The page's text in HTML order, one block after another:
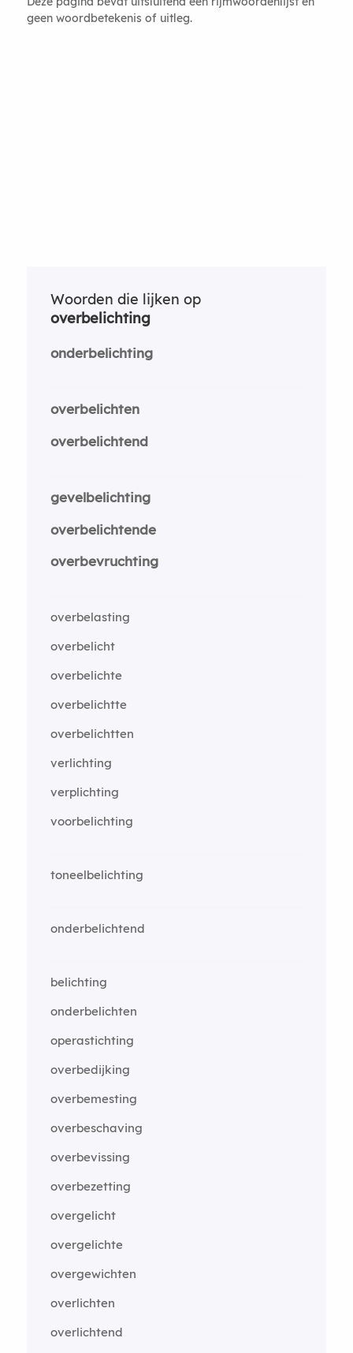
geen woordbetekenis of uitleg.
Woorden die lijken op
overbelichting
onderbelichting
overbelichten
overbelichtend
gevelbelichting
overbelichtende
overbevruchting
overbelasting
overbelicht
overbelichte
overbelichtte
overbelichtten
verlichting
verplichting
voorbelichting
toneelbelichting
onderbelichtend
belichting
onderbelichten
operastichting
overbedijking
overbemesting
overbeschaving
overbevissing
overbezetting
overgelicht
overgelichte
overgewichten
overlichten
overlichtend